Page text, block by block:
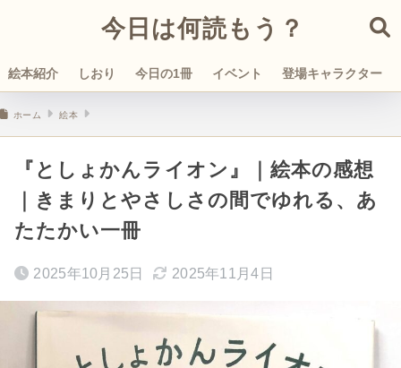
今日は何読もう？
絵本紹介 しおり 今日の1冊 イベント 登場キャラクター
ホーム 絵本
『としょかんライオン』｜絵本の感想
｜きまりとやさしさの間でゆれる、あ
たたかい一冊
2025年10月25日 2025年11月4日